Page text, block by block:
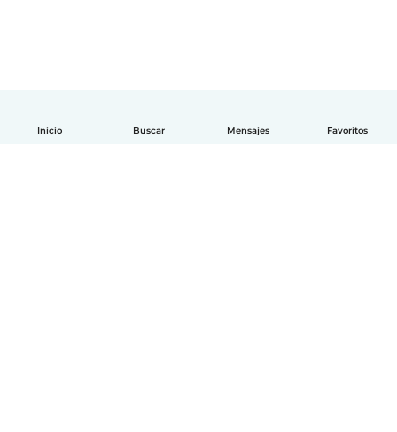
Inicio Buscar Mensajes Favoritos